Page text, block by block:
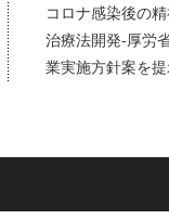
コロナ感染後の
治療法開発-厚労
業実施方針案を